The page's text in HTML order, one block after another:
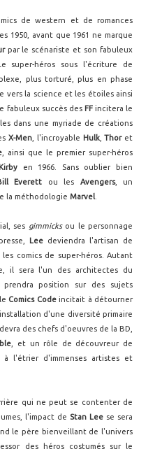
de western et de romances
1950, avant que 1961 ne marque
par le scénariste et son fabuleux
super-héros sous l'écriture de
plus torturé, plus en phase
vers la science et les étoiles ainsi
fabuleux succès des FFincitera le
dans une myriade de créations
X-Men , l'incroyable Hulk,Thoret
, ainsi que le premier super-héros
Kirby en 1966. Sans oublier bien
Everett ou les Avengers, un
la méthodologie Marvel
ses gimmicksou le personnage
Lee deviendra l'artisan de
comics de super-héros. Autant
il sera l'un des architectes du
position sur des sujets
Comics Codeincitait à détourner
d'une diversité primaire
des chefs d'oeuvres de la BD,
, et un rôle de découvreur de
l'étrier d'immenses artistes et
qui ne peut se contenter de
l'impact de Stan Lee se sera
le père bienveillant de l'univers
des héros costumés sur le